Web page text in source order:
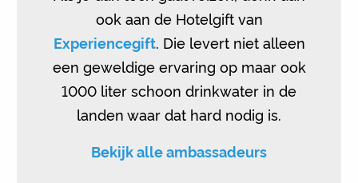
ook aan de Hotelgift van
Experiencegift. Die levert niet alleen
een geweldige ervaring op maar ook
1000 liter schoon drinkwater in de
landen waar dat hard nodig is.
Bekijk alle ambassadeurs